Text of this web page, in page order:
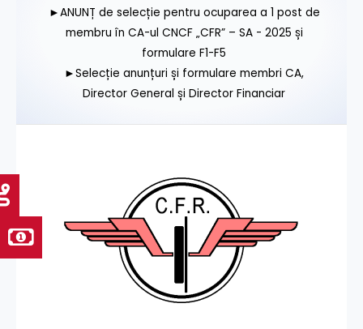
►ANUNȚ de selecție pentru ocuparea a 1 post de
membru în CA-ul CNCF „CFR” – SA - 2025 și
formulare F1-F5
►Selecție anunțuri și formulare membri CA,
Director General și Director Financiar